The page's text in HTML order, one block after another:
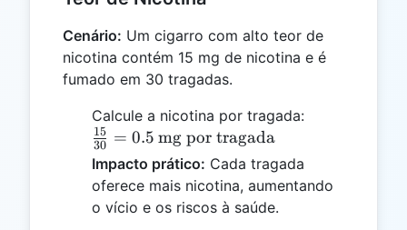
Cenário: Um cigarro com alto teor de
nicotina contém 15 mg de nicotina e é
fumado em 30 tragadas.
Calcule a nicotina por tragada:
\text{mg
por
30
15 = 0.5 mg por tragada
Impacto prático: Cada tragada
oferece mais nicotina, aumentando
o vício e os riscos à saúde.